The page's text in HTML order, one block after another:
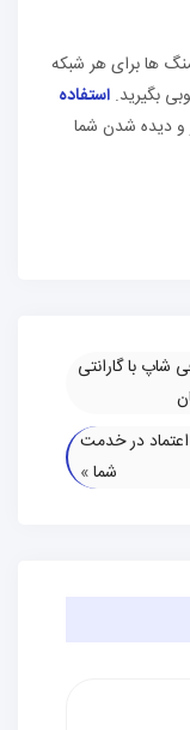
ها برای هر شبکه
بگیرید. استفاده
و دیده شدن شما
شاپ با گارانتی
در خدمت
شما»